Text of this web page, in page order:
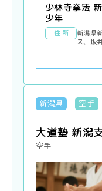
少林寺拳法
少年
住 所
新潟県
ス、坂
新潟県 空手
大道塾 新潟
空手